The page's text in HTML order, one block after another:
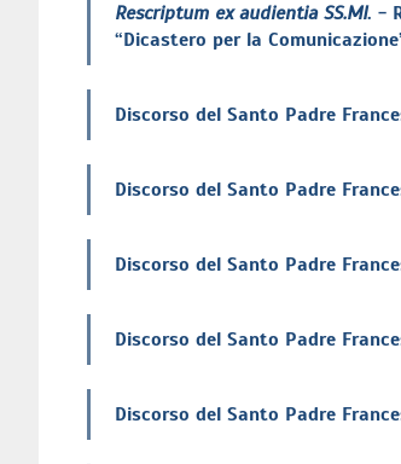
Rescriptum ex audientia SS.MI. -
“Dicastero per la
Discorso del Santo Padre
Discorso del Santo Padre
Discorso del Santo Padre
Discorso del Santo Padre
Discorso del Santo Padre